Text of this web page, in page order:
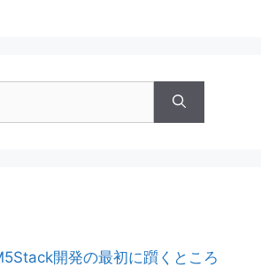
開発の最初に躓くところ